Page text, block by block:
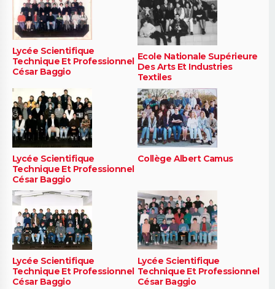
Lycée Scientifique
Technique Et Professionnel
César Baggio
Ecole Nationale Supérieure
Des Arts Et Industries
Textiles
Lycée Scientifique
Technique Et Professionnel
César Baggio
Collège Albert Camus
Lycée Scientifique
Technique Et Professionnel
César Baggio
Lycée Scientifique
Technique Et Professionnel
César Baggio